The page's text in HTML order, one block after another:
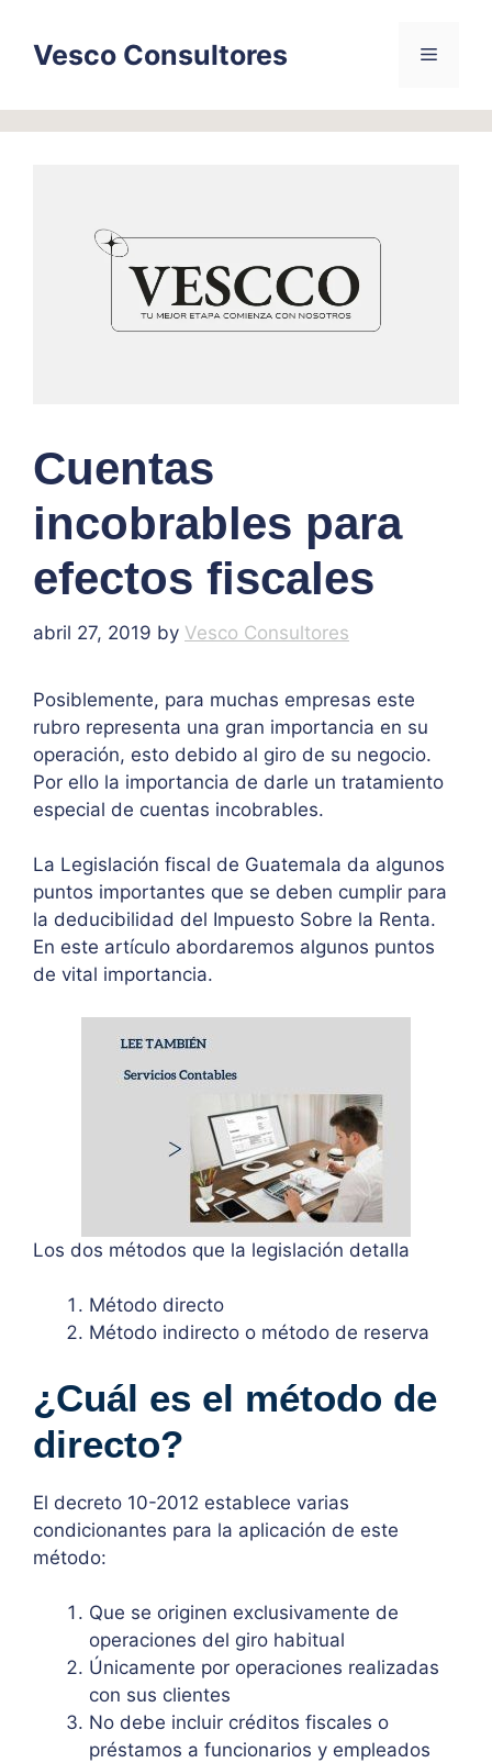
contentVesco Consultores Menu
Cuentas
incobrables para
efectos fiscales
abril 27, 2019 by Vesco Consultores
Posiblemente, para muchas empresas este
rubro representa una gran importancia en su
operación, esto debido al giro de su negocio.
Por ello la importancia de darle un tratamiento
especial de cuentas incobrables.
La Legislación fiscal de Guatemala da algunos
puntos importantes que se deben cumplir para
la deducibilidad del Impuesto Sobre la Renta.
En este artículo abordaremos algunos puntos
de vital importancia.
Los dos métodos que la legislación detalla
Método directo
Método indirecto o método de reserva
¿Cuál es el método de
directo?
El decreto 10-2012 establece varias
condicionantes para la aplicación de este
método:
Que se originen exclusivamente de
operaciones del giro habitual
Únicamente por operaciones realizadas
con sus clientes
No debe incluir créditos fiscales o
préstamos a funcionarios y empleados